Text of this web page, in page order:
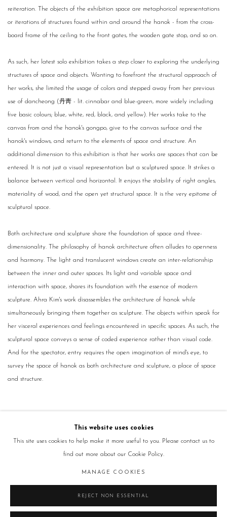
reiteration. The objects of the exhibition space are metaphorical representations
or iterations of structures found within and around the hanok - from the cross-
board frame of the ceiling to the front gates, the wooden gate stop, and so on.
As such, her latest solo exhibition takes a step closer to exploring the underlying
structures of space and objects. Wanting to forefront the structural approach of
her works, she limited the usage of colors and stepped away from her previous
use of dancheong (丹靑 - lit. cinnabar and blue-green, more widely including
five basic colours; blue, white, red, black, and yellow). Her works take to the
canvas from and the hanok's gongpo, give to the canvas surface and the
hanok's windows, and return to the elements of space and structure. An
additional dimension to this exhibition is that her works are spaces that can be
entered. It is not just a visual representation but a sculptured space. It strikes a
balance between vertical and horizontal. It enjoys the stability of right angles,
materiality of wood, and the open yet structural space. It is the very epitome of
sculptural space.
Both architecture and sculpture share the foundation of space and three-
dimensionality. The philosophy of hanok architecture often alludes to openness
and harmony. The light and translucent windows create an inter-relationship
between the inner and outer spaces. Its light and variable space and
interaction with space, shares its foundation with the essence of modern
sculpture. Ahra Kim's work disassembles the architecture of hanok while
simultaneously bringing them together as sculpture. The objects within speak for
her visceral experiences and feelings encountered in specific spaces. As such, the
sculptural space conveys a sense of coded experience rather than visual code.
And for the spectator, entry requires the open imagination of mind's eye, to
survey the space of hanok as both architecture and sculpture, a place of space
and structure.
This website uses cookies
This site uses cookies to help make it more useful to you. Please contact us to
find out more about our Cookie Policy.
MANAGE COOKIES
REJECT NON ESSENTIAL